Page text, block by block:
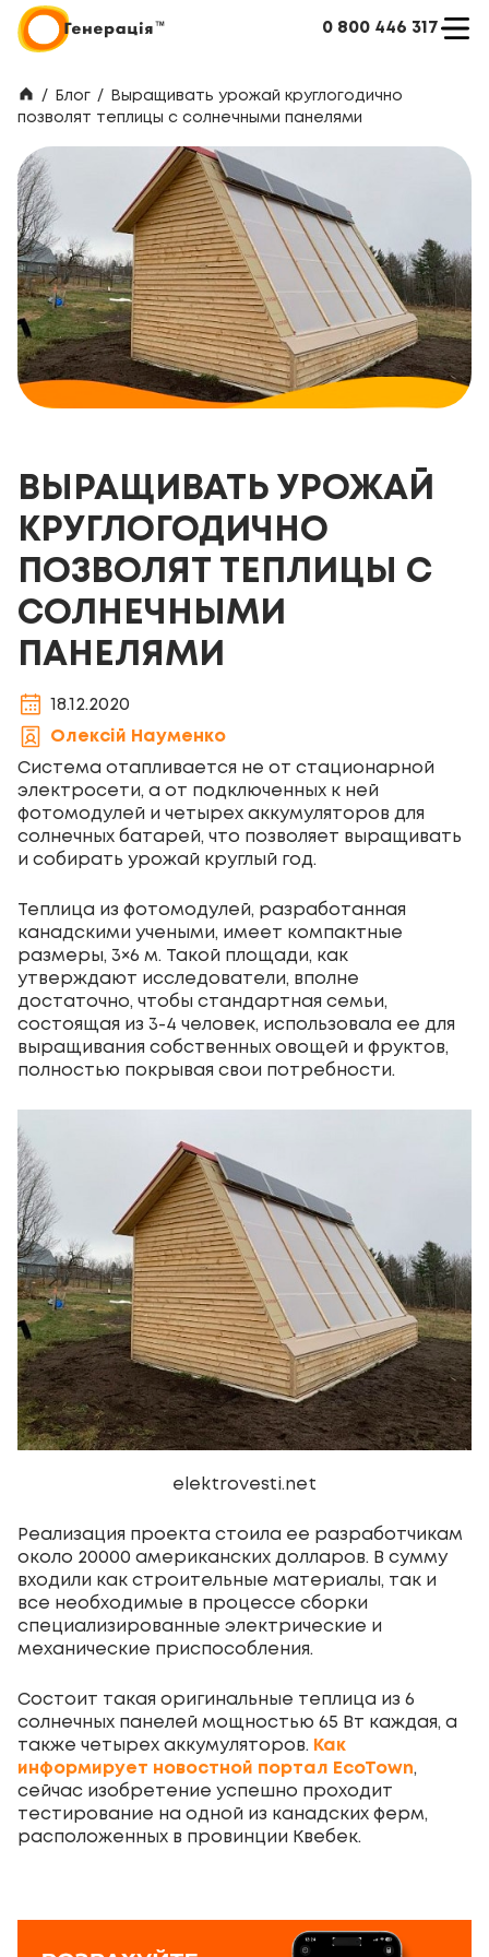
0 800 446 317
/ Блог /
Выращивать урожай круглогодично
позволят теплицы с солнечными панелями
ВЫРАЩИВАТЬ УРОЖАЙ
КРУГЛОГОДИЧНО
ПОЗВОЛЯТ ТЕПЛИЦЫ С
СОЛНЕЧНЫМИ
ПАНЕЛЯМИ
18.12.2020
Олексій Науменко
Система отапливается не от стационарной
электросети, а от подключенных к ней
фотомодулей и четырех аккумуляторов для
солнечных батарей, что позволяет выращивать
и собирать урожай круглый год.
Теплица из фотомодулей, разработанная
канадскими учеными, имеет компактные
размеры, 3×6 м. Такой площади, как
утверждают исследователи, вполне
достаточно, чтобы стандартная семьи,
состоящая из 3-4 человек, использовала ее для
выращивания собственных овощей и фруктов,
полностью покрывая свои потребности.
elektrovesti.net
Реализация проекта стоила ее разработчикам
около 20000 американских долларов. В сумму
входили как строительные материалы, так и
все необходимые в процессе сборки
специализированные электрические и
механические приспособления.
Состоит такая оригинальные теплица из 6
солнечных панелей мощностью 65 Вт каждая, а
также четырех аккумуляторов. Как
информирует новостной портал EcoTown,
сейчас изобретение успешно проходит
тестирование на одной из канадских ферм,
расположенных в провинции Квебек.